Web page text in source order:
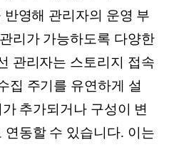
영해 관리자의 운영 부
리가 가능하도록 다양한
관리자는 스토리지 접속
집 주기를 유연하게 설
추가되거나 구성이 변
동할 수 있습니다. 이는